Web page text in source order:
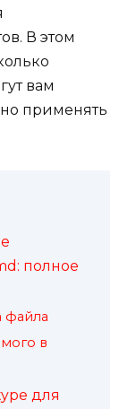
В этом
вам
применять
полное
файла
в
для